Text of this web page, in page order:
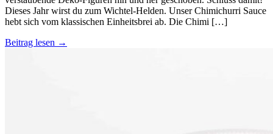
Dieses Jahr wirst du zum Wichtel-Helden. Unser Chimichurri Sauce
hebt sich vom klassischen Einheitsbrei ab. Die Chimi […]
Beitrag lesen →